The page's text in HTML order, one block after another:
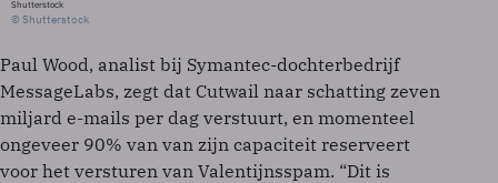
Shutterstock
© Shutterstock
Paul Wood, analist bij Symantec-dochterbedrijf
MessageLabs, zegt dat Cutwail naar schatting zeven
miljard e-mails per dag verstuurt, en momenteel
ongeveer 90% van van zijn capaciteit reserveert
voor het versturen van Valentijnsspam. “Dit is